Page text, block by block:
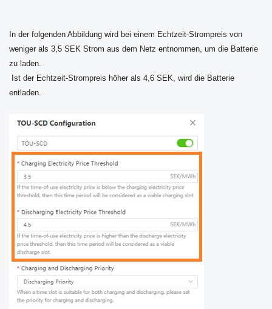
In der folgenden Abbildung wird bei einem Echtzeit-Strompreis von
weniger als 3,5 SEK Strom aus dem Netz entnommen, um die Batterie
zu laden.
Ist der Echtzeit-Strompreis höher als 4,6 SEK, wird die Batterie
entladen.